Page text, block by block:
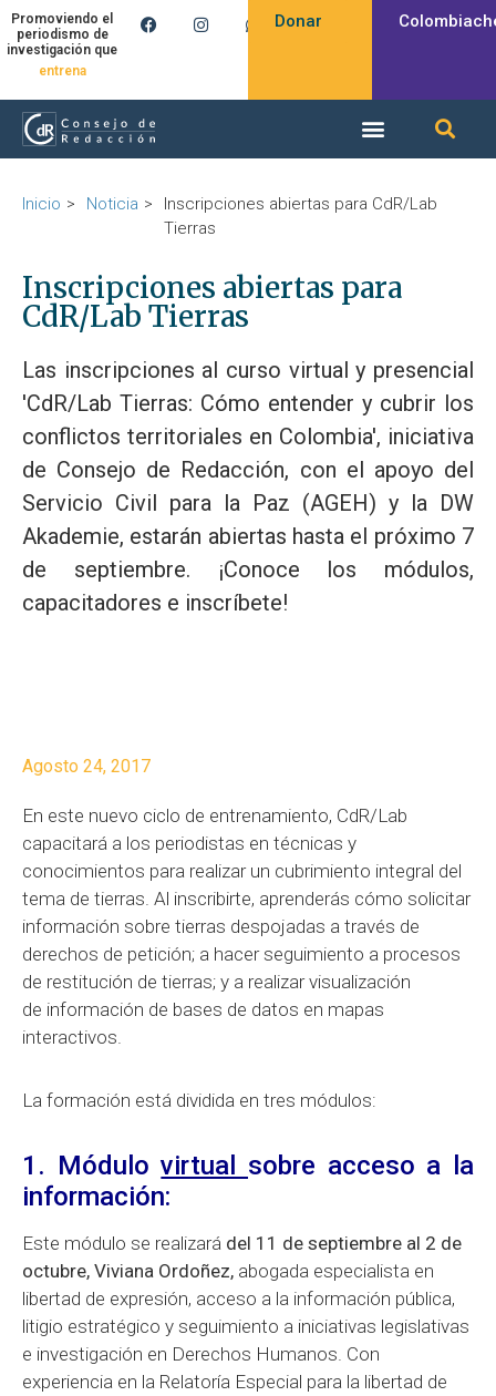
Promoviendo el
periodismo de
investigación que
entrena
produce
Donar
Inicio Noticia
Inscripciones abiertas para CdR/Lab
Tierras
Inscripciones abiertas para
CdR/Lab Tierras
Las inscripciones al curso virtual y presencial
'CdR/Lab Tierras: Cómo entender y cubrir los
conflictos territoriales en Colombia', iniciativa
de Consejo de Redacción, con el apoyo del
Servicio Civil para la Paz (AGEH) y la DW
Akademie, estarán abiertas hasta el próximo 7
de septiembre. ¡Conoce los módulos,
capacitadores e inscríbete!
Agosto 24, 2017
En este nuevo ciclo de entrenamiento, CdR/Lab
capacitará a los periodistas en técnicas y
conocimientos para realizar un cubrimiento integral del
tema de tierras. Al inscribirte, aprenderás cómo solicitar
información sobre tierras despojadas a través de
derechos de petición; a hacer seguimiento a procesos
de restitución de tierras; y a realizar visualización
de información de bases de datos en mapas
interactivos.
La formación está dividida en tres módulos:
1. Módulovirtual sobre acceso a la
información:
Este módulo se realizará del 11 de septiembre al 2 de
octubre, Viviana Ordoñez, abogada especialista en
libertad de expresión, acceso a la información pública,
litigio estratégico y seguimiento a iniciativas legislativas
e investigación en Derechos Humanos. Con
experiencia en la Relatoría Especial para la libertad de